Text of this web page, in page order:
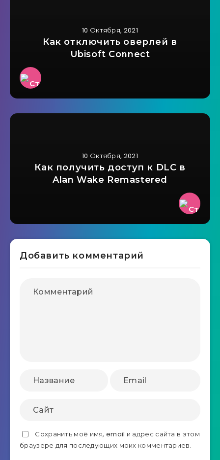
10 Октября, 2021
Как отключить оверлей в
Ubisoft Connect
10 Октября, 2021
Как получить доступ к DLC в
Alan Wake Remastered
Добавить комментарий
Сохранить моё имя, email и адрес сайта в этом
браузере для последующих моих комментариев.